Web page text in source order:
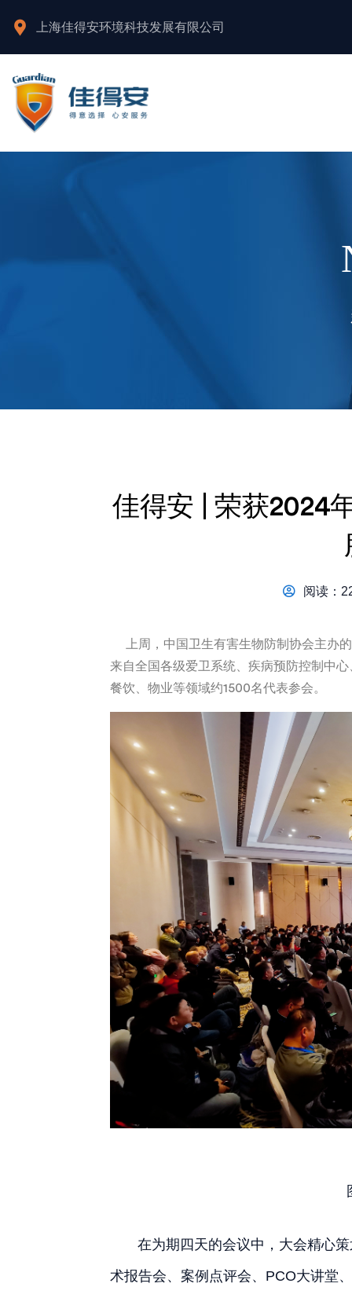
上海佳得安环境科技发展有限公司
佳得安 | 荣获2024
阅读：
上周，中国卫生有害生物防制协会主办
来自全国各级爱卫系统、疾病预防控制中
餐饮、物业等领域约1500名代表参会。
在为期四天的会议中，大会精心策
术报告会、案例点评会、PCO大讲堂